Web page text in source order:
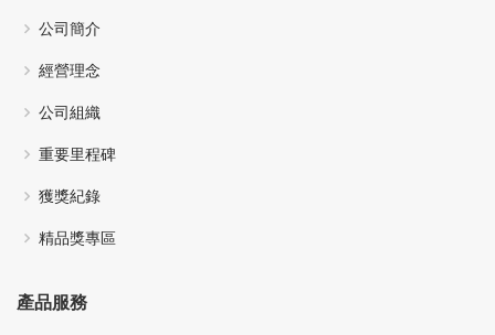
公司簡介
經營理念
公司組織
重要里程碑
獲獎紀錄
精品獎專區
產品服務